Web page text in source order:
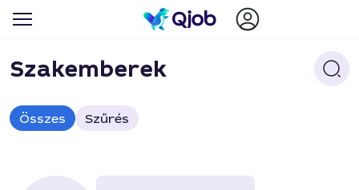
Szakemberek
Összes Szűrés